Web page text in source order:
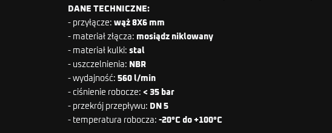
DANE TECHNICZNE:
- przyłącze: wąż 8X6 mm
- materiał złącza: mosiądz niklowany
- materiał kulki: stal
- uszczelnienia: NBR
- wydajność: 560 l/min
- ciśnienie robocze: < 35 bar
- przekrój przepływu: DN 5
- temperatura robocza: -20°C do +100°C